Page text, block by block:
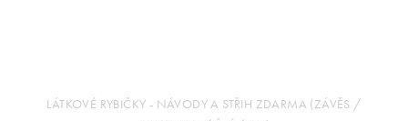
LÁTKOVÉ RYBIČKY - NÁVODY A STŘIH ZDARMA (ZÁVĚS /